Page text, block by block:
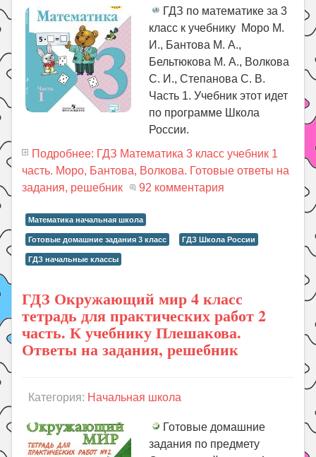
ГДЗ по математике за 3
класс к учебнику Моро М.
И., Бантова М. А.,
Бельтюкова М. А., Волкова
С. И., Степанова С. В.
Часть 1. Учебник этот идет
по программе Школа
России.
Подробнее: ГДЗ Математика 3 класс учебник 1
часть. Моро, Бантова, Волкова. Готовые ответы на
задания, решебник
92 комментария
Математика начальная школа
Готовые домашние задания 3 класс ГДЗ Школа России
ГДЗ начальные классы
ГДЗ Окружающий мир 4 класс
тетрадь для практических работ 2
часть. К учебнику Плешакова.
Ответы на задания, решебник
Категория: Начальная школа
Готовые домашние
задания по предмету